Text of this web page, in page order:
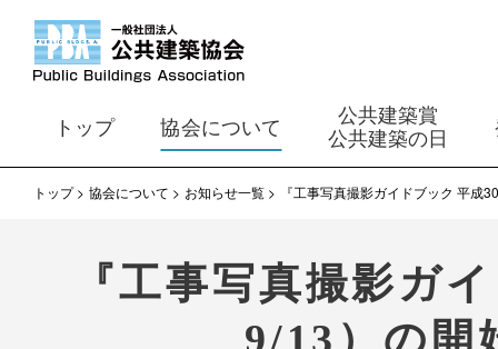
トップ 協会について
公共建築賞
公共建築の日
トップ 協会について お知らせ一覧 『工事写真撮影ガイドブック 平成
『工事写真撮影ガ
9/13）の開